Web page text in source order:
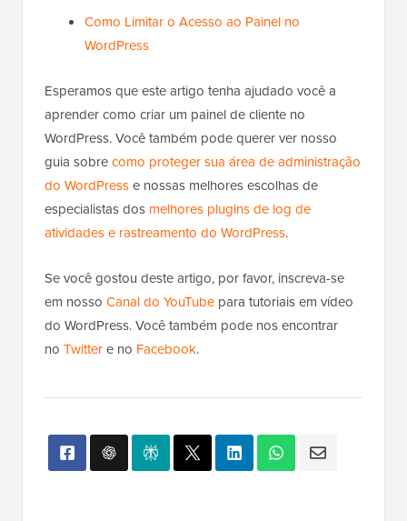
Como Limitar o Acesso ao Painel no
WordPress
Esperamos que este artigo tenha ajudado você a
aprender como criar um painel de cliente no
WordPress. Você também pode querer ver nosso
guia sobrecomo proteger sua área de administração
do WordPresse nossas melhores escolhas de
especialistas dos melhores plugins de log de
atividades e rastreamento do WordPress.
Se você gostou deste artigo, por favor, inscreva-se
em nosso Canal do YouTube para tutoriais em vídeo
do WordPress. Você também pode nos encontrar
no Twittere no Facebook.